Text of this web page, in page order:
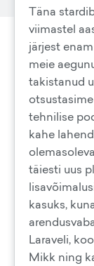
Täna
viimastel
järjest
meie
takistanud
tehnilise
kahe
täiesti uus
kasuks,
Laraveli,
Mikk ning